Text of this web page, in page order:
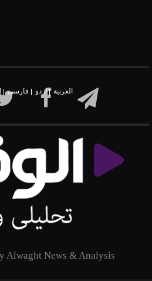
العربیة اردو فارسی
Alwaght News & Analysis